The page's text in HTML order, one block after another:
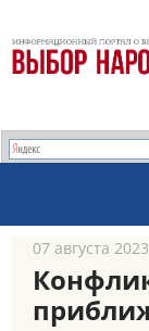
07 августа